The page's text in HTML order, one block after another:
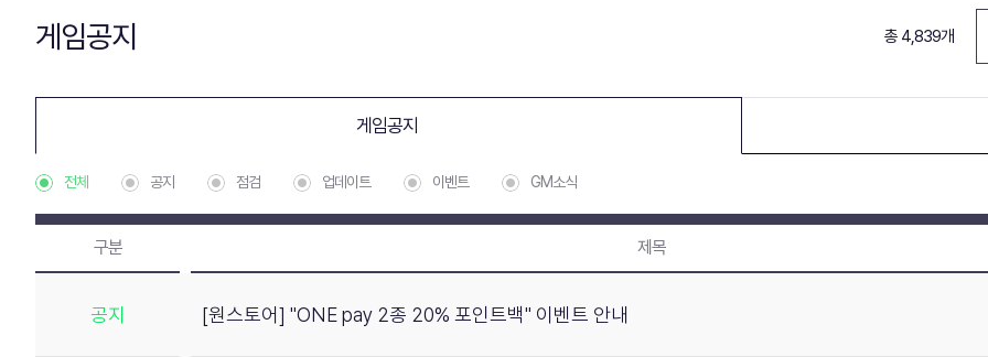
게임공지 총 4,839개
게임공지
전체 공지 점검 업데이트 이벤트 GM소식
구분 제목
공지 [원스토어] "ONE pay 2종 20% 포인트백" 이벤트 안내